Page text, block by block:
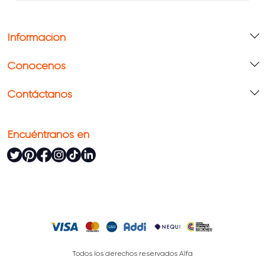
Información
Conócenos
Contáctanos
Encuéntranos en
Todos los derechos reservados Alfa